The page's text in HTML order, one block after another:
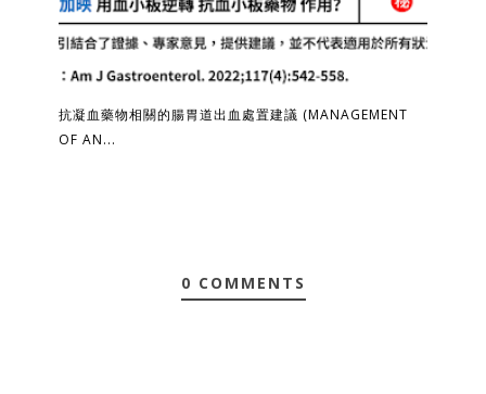
抗凝血藥物相關的腸胃道出血處置建議 (MANAGEMENT
OF AN...
0 COMMENTS